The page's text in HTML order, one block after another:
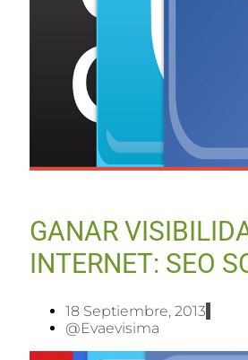
GANAR
INTERNET: SEO
18 Septiembre, 2013
@evaevisima